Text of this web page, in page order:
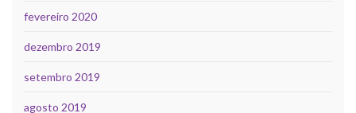
fevereiro 2020
dezembro 2019
setembro 2019
agosto 2019